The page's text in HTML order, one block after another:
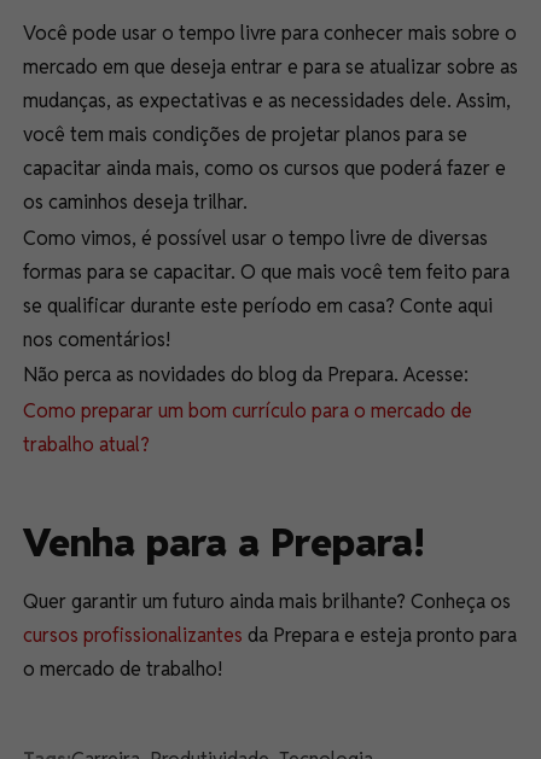
Você pode usar o tempo livre para conhecer mais sobre o
mercado em que deseja entrar e para se atualizar sobre as
mudanças, as expectativas e as necessidades dele. Assim,
você tem mais condições de projetar planos para se
capacitar ainda mais, como os cursos que poderá fazer e
os caminhos deseja trilhar.
Como vimos, é possível usar o tempo livre de diversas
formas para se capacitar. O que mais você tem feito para
se qualificar durante este período em casa? Conte aqui
nos comentários!
Não perca as novidades do blog da Prepara. Acesse:
Como preparar um bom currículo para o mercado de
trabalho atual?
Venha para a Prepara!
Quer garantir um futuro ainda mais brilhante? Conheça os
cursos profissionalizantes da Prepara e esteja pronto para
o mercado de trabalho!